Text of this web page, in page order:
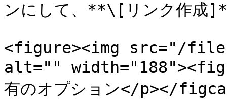
ンにして、**\[リンク作成
<figure><img src="/
alt=""
有のオプション</p></